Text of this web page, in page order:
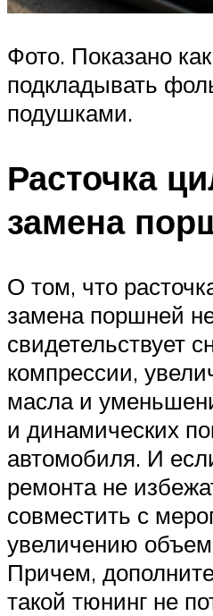
Фото. Показано
подкладывать
подушками.
Расточка
замена
О том, что
замена поршней
свидетельствует
компрессии,
масла и
и динамических
автомобиля. И
ремонта не
совместить с
увеличению
Причем,
такой тюнинг не